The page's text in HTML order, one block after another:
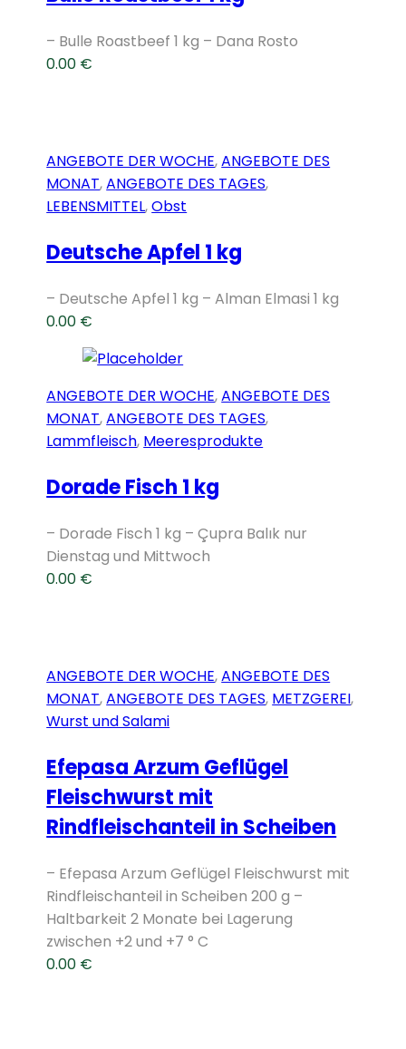
– Bulle Roastbeef 1 kg – Dana Rosto
0.00 €
ANGEBOTE DER WOCHE,ANGEBOTE DES
MONAT,ANGEBOTE DES TAGES,
LEBENSMITTEL,Obst
Deutsche Apfel 1 kg
– Deutsche Apfel 1 kg – Alman Elmasi 1 kg
0.00 €
ANGEBOTE DER WOCHE,ANGEBOTE DES
MONAT,ANGEBOTE DES TAGES,
Lammfleisch, Meeresprodukte
Dorade Fisch 1 kg
– Dorade Fisch 1 kg – Çupra Balık nur
Dienstag und Mittwoch
0.00 €
ANGEBOTE DER WOCHE,ANGEBOTE DES
MONAT,ANGEBOTE DES TAGES, METZGEREI,
Wurst und Salami
Efepasa Arzum Geflügel
Fleischwurst mit
Rindfleischanteil in Scheiben
– Efepasa Arzum Geflügel Fleischwurst mit
Rindfleischanteil in Scheiben 200 g –
Haltbarkeit 2 Monate bei Lagerung
zwischen +2 und +7 ° C
0.00 €